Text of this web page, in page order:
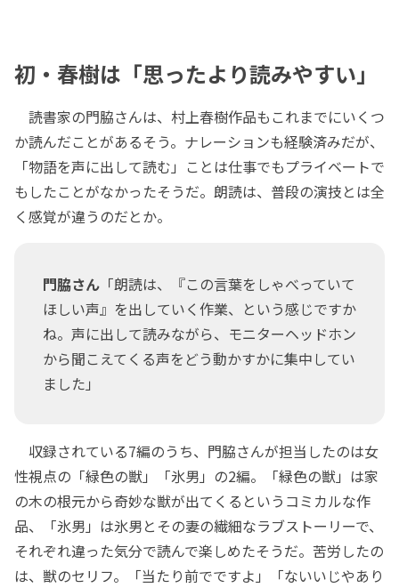
初・春樹は「思ったより読みやすい」
読書家の門脇さんは、村上春樹作品もこれまでにいくつ
か読んだことがあるそう。ナレーションも経験済みだが、
「物語を声に出して読む」ことは仕事でもプライベートで
もしたことがなかったそうだ。朗読は、普段の演技とは全
く感覚が違うのだとか。
門脇さん 「朗読は、『この言葉をしゃべっていて
ほしい声』を出していく作業、という感じですか
ね。声に出して読みながら、モニターヘッドホン
から聞こえてくる声をどう動かすかに集中してい
ました」
収録されている7編のうち、門脇さんが担当したのは女
性視点の「緑色の獣」「氷男」の2編。「緑色の獣」は家
の木の根元から奇妙な獣が出てくるというコミカルな作
品、「氷男」は氷男とその妻の繊細なラブストーリーで、
それぞれ違った気分で読んで楽しめたそうだ。苦労したの
は、獣のセリフ。「当たり前でですよ」「ないいじやあり